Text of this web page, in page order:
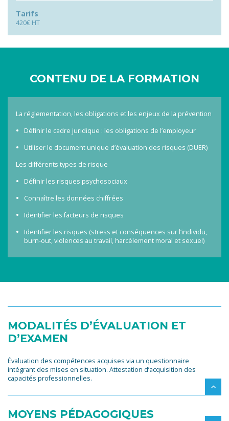
Tarifs
420€ HT
CONTENU DE LA FORMATION
La réglementation, les obligations et les enjeux de la prévention
Définir le cadre juridique : les obligations de l’employeur
Utiliser le document unique d’évaluation des risques (DUER)
Les différents types de risque
Définir les risques psychosociaux
Connaître les données chiffrées
Identifier les facteurs de risques
Identifier les risques (stress et conséquences sur l’individu,
burn-out, violences au travail, harcèlement moral et sexuel)
MODALITÉS D’ÉVALUATION ET
D’EXAMEN
Évaluation des compétences acquises via un questionnaire
intégrant des mises en situation. Attestation d’acquisition des
capacités professionnelles.
MOYENS PÉDAGOGIQUES